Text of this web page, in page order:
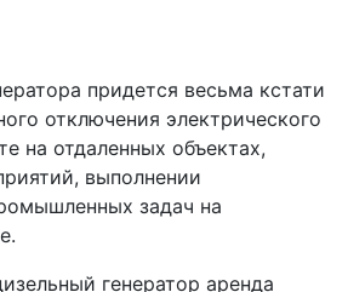
придется весьма кстати
отключения электрического
на отдаленных объектах,
выполнении
задач на
генератор аренда